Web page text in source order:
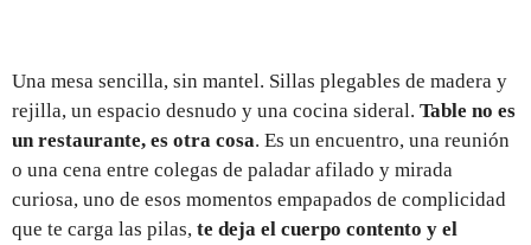
Una mesa sencilla, sin mantel. Sillas plegables de madera y
rejilla, un espacio desnudo y una cocina sideral. Table no es
un restaurante, es otra cosa. Es un encuentro, una reunión
o una cena entre colegas de paladar afilado y mirada
curiosa, uno de esos momentos empapados de complicidad
que te carga las pilas, te deja el cuerpo contento y el